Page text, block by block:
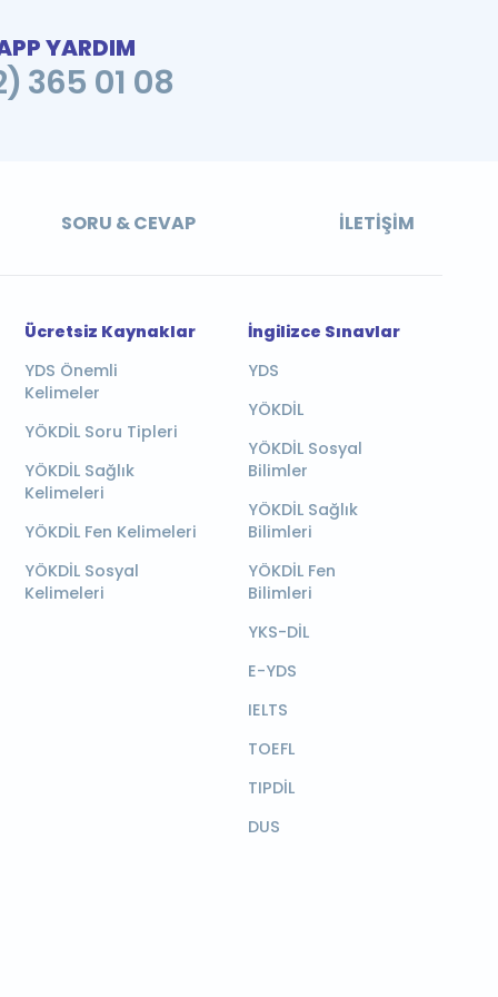
YARDIM
365 01 08
SORU & CEVAP İLETIŞIM
Ücretsiz Kaynaklar
YDS Önemli
Kelimeler
YÖKDİL Soru Tipleri
YÖKDİL Sağlık
Kelimeleri
YÖKDİL Fen Kelimeleri
YÖKDİL Sosyal
Kelimeleri
İngilizce Sınavlar
YDS
YÖKDİL
YÖKDİL Sosyal
Bilimler
YÖKDİL Sağlık
Bilimleri
YÖKDİL Fen
Bilimleri
YKS-DİL
E-YDS
IELTS
TOEFL
TIPDİL
DUS